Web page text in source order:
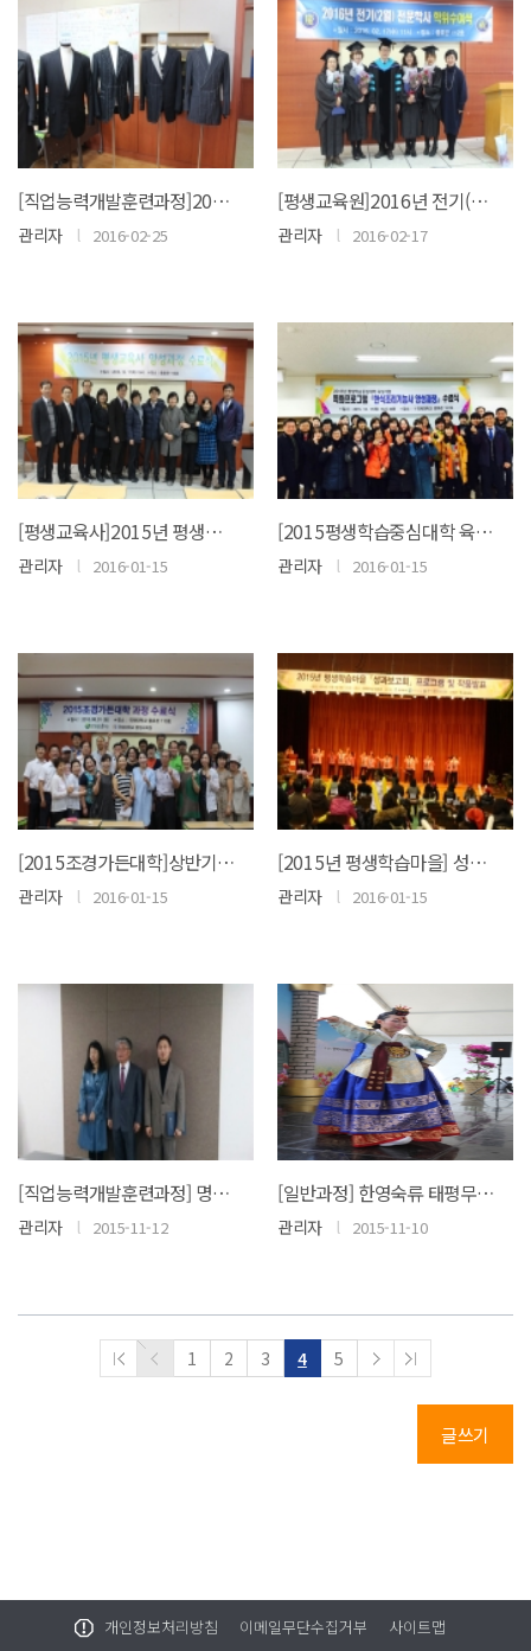
[직업능력개발훈련과정]2015년 명품양복제작반 수료식
관리자 l 2016-02-25
[평생교육원]2016년 전기(2월) 전문학사 학위수여식
관리자 l 2016-02-17
[평생교육사]2015년 평생교육사 양성과정 수료식
관리자 l 2016-01-15
[2015평생학습중심대학 육성사업]특화프로그램 수료식
관리자 l 2016-01-15
[2015조경가든대학]상반기 및 하반기수료식
관리자 l 2016-01-15
[2015년 평생학습마을] 성과보고회 프로그램 및 작품발표
관리자 l 2016-01-15
[직업능력개발훈련과정] 명품양복제작반 입상 시상식
관리자 l 2015-11-12
[일반과정] 한영숙류 태평무 소개
관리자 l 2015-11-10
1 2 3 4 5
글쓰기
개인정보처리방침 이메일무단수집거부 사이트맵